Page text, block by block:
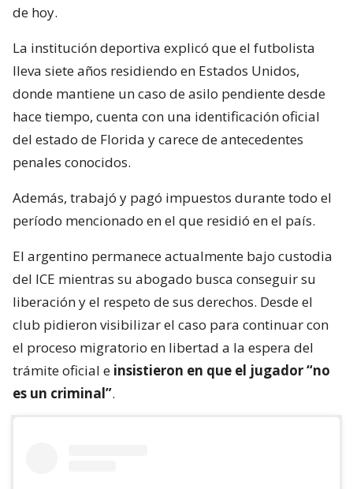
de hoy.
La institución deportiva explicó que el futbolista
lleva siete años residiendo en Estados Unidos,
donde mantiene un caso de asilo pendiente desde
hace tiempo, cuenta con una identificación oficial
del estado de Florida y carece de antecedentes
penales conocidos.
Además, trabajó y pagó impuestos durante todo el
período mencionado en el que residió en el país.
El argentino permanece actualmente bajo custodia
del ICE mientras su abogado busca conseguir su
liberación y el respeto de sus derechos. Desde el
club pidieron visibilizar el caso para continuar con
el proceso migratorio en libertad a la espera del
trámite oficial e insistieron en que el jugador “no
es un criminal”.